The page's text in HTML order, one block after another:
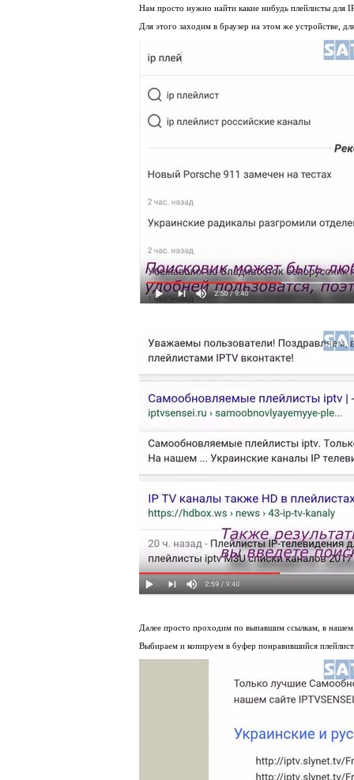
Нам просто нужно найти какие нибудь плейлисты для
Для этого заходим в браузер на этом же устройстве,
Далее просто проходим по выпавшим ссылкам, в нашем
Выбираем и копируем в буфер понравившийся